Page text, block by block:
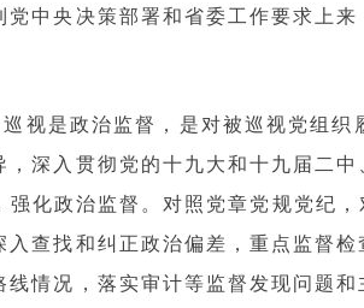
党中央决策部署和省委工作要求上
是政治监督，是对被巡视党组织
，深入贯彻党的十九大和十九届二
强化政治监督。对照党章党规党纪
入查找和纠正政治偏差，重点监督
线情况，落实审计等监督发现问题